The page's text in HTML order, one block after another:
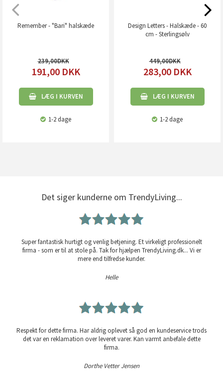
Remember - "Bari" halskæde
239,00
191,00 DKK
LÆG I KURVEN
1-2 dage
Design Letters - Halskæde - 60
cm - Sterlingsølv
449,00
283,00 DKK
LÆG I KURVEN
1-2 dage
Det siger kunderne om TrendyLiving...
Super fantastisk hurtigt og venlig betjening. Et virkeligt professionelt
firma - som er til at stole på. Tak for hjælpen TrendyLiving.dk... Vi er
mere end tilfredse kunder.
Helle
Respekt for dette firma. Har aldrig oplevet så god en kundeservice trods
det var en reklamation over leveret varer. Kan varmt anbefale dette
firma.
Dorthe Vetter Jensen